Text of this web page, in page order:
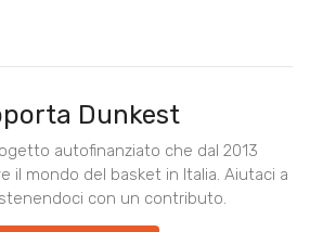
Dunkest
autofinanziato che dal 2013
il mondo del basket in Italia. Aiutaci a
con un contributo.